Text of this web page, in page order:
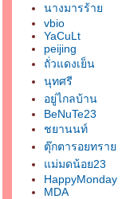
นางมารร้า
vbio
YaCuLt
peijing
ถั่วแดงเย็น
นุทศรี
อยู่ไกลบ้าน
BeNuTe23
ชยานนท์
ตุ๊กตารอยทรา
ม่มดน้อย23
HappyMonday
MDA